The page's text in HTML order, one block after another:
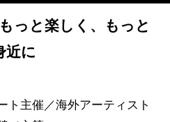
っと楽しく、もっと
近に
ト主催／海外アーティスト